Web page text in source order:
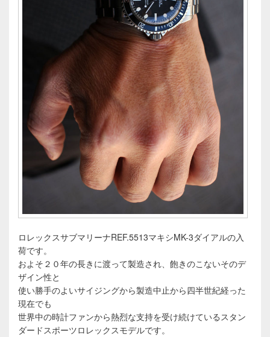
ロレックスサブマリーナREF.5513マキシMK-3ダイアルの入
荷です。
およそ２０年の長きに渡って製造され、飽きのこないそのデ
ザイン性と
使い勝手のよいサイジングから製造中止から四半世紀経った
現在でも
世界中の時計ファンから熱烈な支持を受け続けているスタン
ダードスポーツロレックスモデルです。